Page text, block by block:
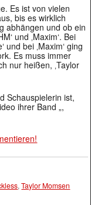
Es ist von vielen
bis es wirklich
abhängen und ob ein
und ‚Maxim‘. Bei
und bei ‚Maxim‘ ging
Es muss immer
nur heißen, ‚Taylor
Schauspielerin ist,
ihrer Band „,
,Taylor Momsen